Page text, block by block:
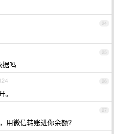
24
25
据吗
26
27
用微信转账进你余额?